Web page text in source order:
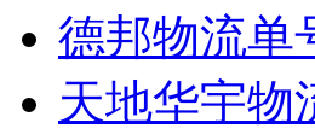
德邦物流单
天地华宇物